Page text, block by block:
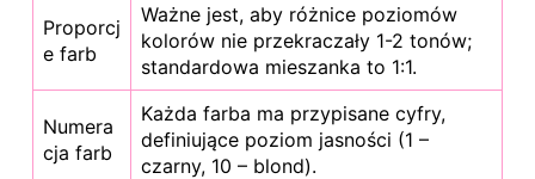
Proporcj
e farb
Ważne jest, aby różnice poziomów
kolorów nie przekraczały 1-2 tonów;
standardowa mieszanka to 1:1.
Numera
cja farb
Każda farba ma przypisane cyfry,
definiujące poziom jasności (1 –
czarny, 10 – blond).